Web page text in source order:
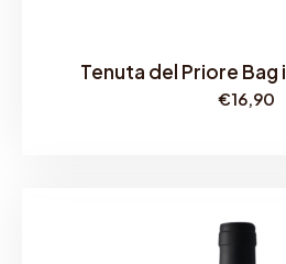
Tenuta del Priore Bag
€16,90